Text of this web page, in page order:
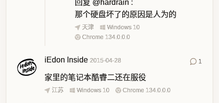
回复 @hardrain :
那个硬盘坏了的原因是人为的
天津
Windows 10
Chrome 134.0.0.0
iEdon Inside 2015-04-28 1
家里的笔记本酷睿二还在服役
江苏 Windows 10 Chrome 134.0.0.0